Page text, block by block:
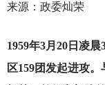
来源：政委灿荣
1959年3月20日凌晨
区159团发起进攻